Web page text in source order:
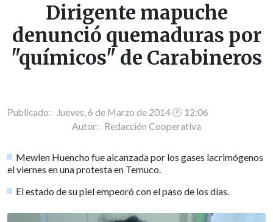
Dirigente mapuche
denunció quemaduras por
"químicos" de Carabineros
Publicado: Jueves, 6 de Marzo de 2014 🕐 12:06
Autor: Redacción Cooperativa
Mewlen Huencho fue alcanzada por los gases lacrimógenos
el viernes en una protesta en Temuco.
El estado de su piel empeoró con el paso de los días.